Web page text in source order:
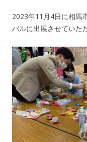
2023年11月4日に相馬
バルに出展させていた